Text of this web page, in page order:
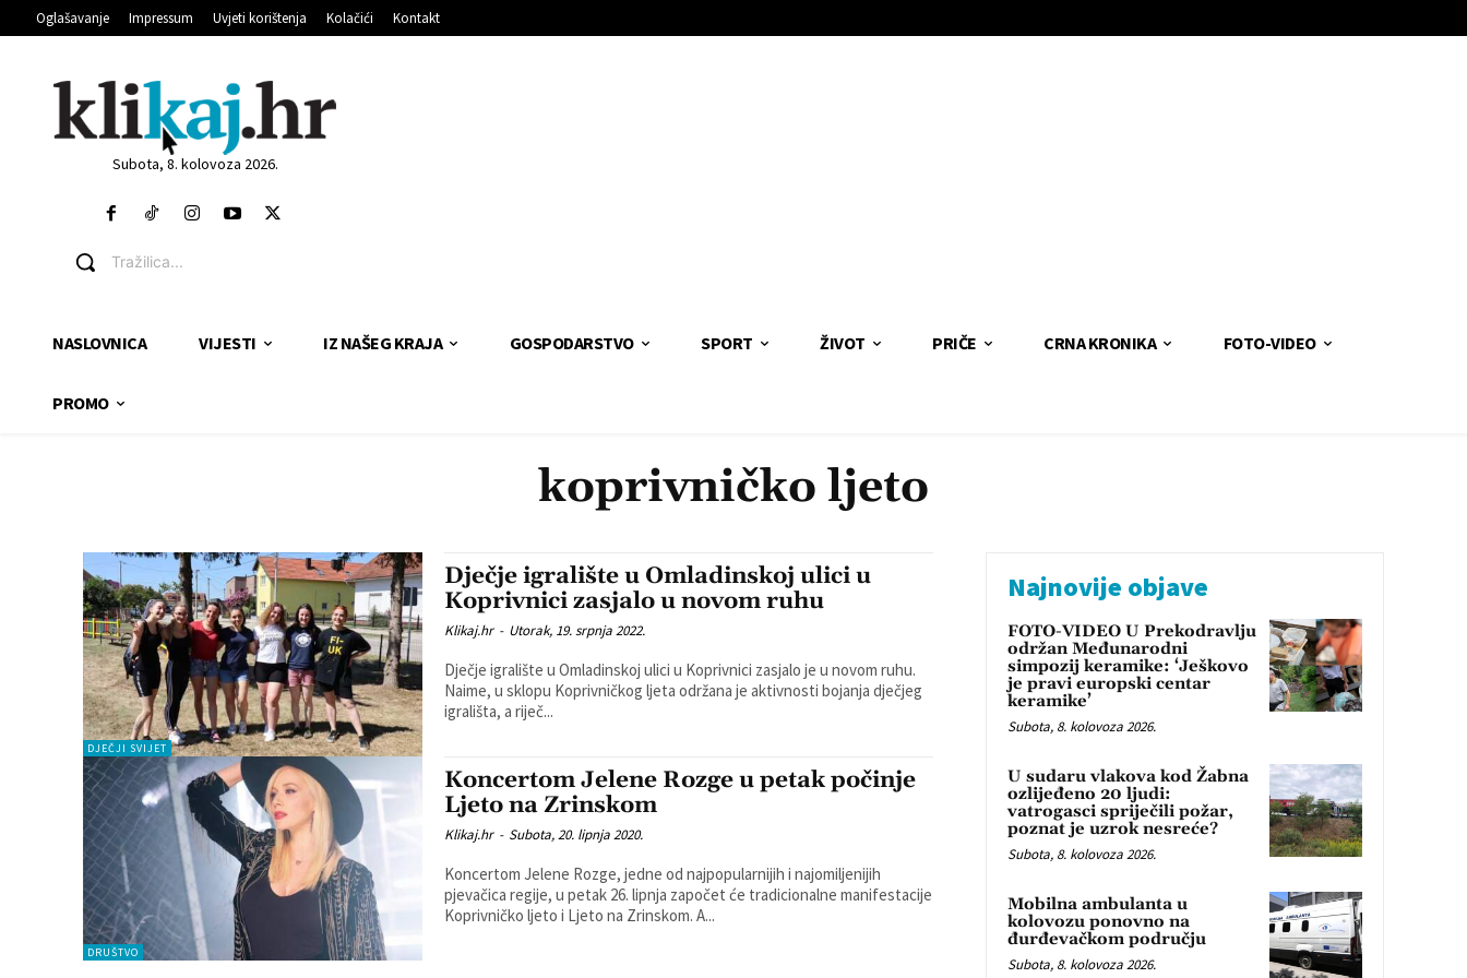
Oglašavanje Impressum Uvjeti korištenja Kolačići Kontakt
Subota, 8. kolovoza 2026.
Tražilica...
NASLOVNICA VIJESTI IZ NAŠEG KRAJA GOSPODARSTVO SPORT ŽIVOT PRIČE CRNA KRONIKA FOTO-VIDEO
PROMO
koprivničko ljeto
DJEČJI SVIJET
Dječje igralište u Omladinskoj ulici u
Koprivnici zasjalo u novom ruhu
Klikaj.hr - Utorak, 19. srpnja 2022.
Dječje igralište u Omladinskoj ulici u Koprivnici zasjalo je u novom ruhu.
Naime, u sklopu Koprivničkog ljeta održana je aktivnosti bojanja dječjeg
igrališta, a riječ...
DRUŠTVO
Koncertom Jelene Rozge u petak počinje
Ljeto na Zrinskom
Klikaj.hr - Subota, 20. lipnja 2020.
Koncertom Jelene Rozge, jedne od najpopularnijih i najomiljenijih
pjevačica regije, u petak 26. lipnja započet će tradicionalne manifestacije
Koprivničko ljeto i Ljeto na Zrinskom. A...
Najnovije objave
FOTO-VIDEO U Prekodravlju
održan Međunarodni
simpozij keramike: ‘Ješkovo
je pravi europski centar
keramike’
Subota, 8. kolovoza 2026.
U sudaru vlakova kod Žabna
ozlijeđeno 20 ljudi:
vatrogasci spriječili požar,
poznat je uzrok nesreće?
Subota, 8. kolovoza 2026.
Mobilna ambulanta u
kolovozu ponovno na
đurđevačkom području
Subota, 8. kolovoza 2026.